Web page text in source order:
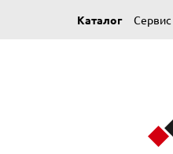
Каталог Сервис